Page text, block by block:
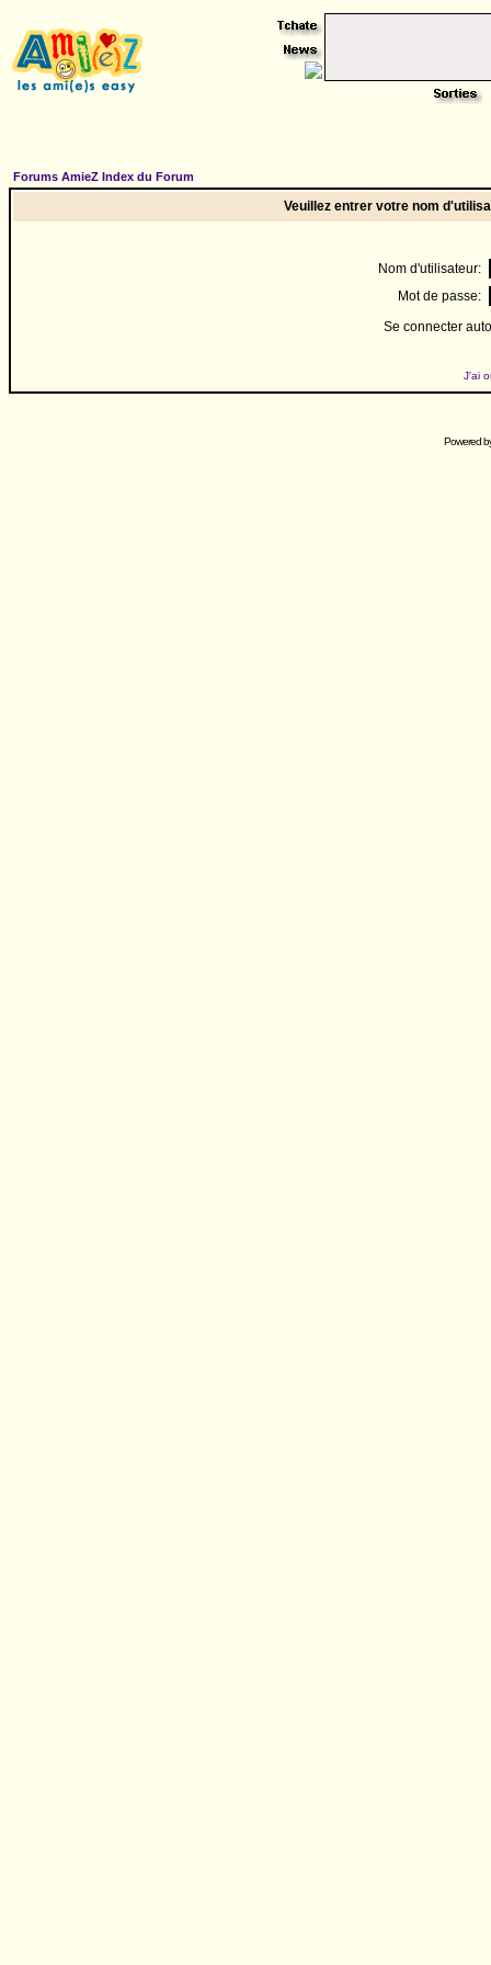
Forums AmieZ Index du Forum
Veuillez entrer votre nom
Nom d'utilisateur:
Mot de passe:
Se connecter
J'ai
Powered